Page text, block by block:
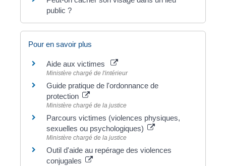
public ?
Pour en savoir plus
Aide aux victimes
Ministère chargé de l'intérieur
Guide pratique de l'ordonnance de
protection
Ministère chargé de la justice
Parcours victimes (violences physiques,
sexuelles ou psychologiques)
Ministère chargé de la justice
Outil d'aide au repérage des violences
conjugales